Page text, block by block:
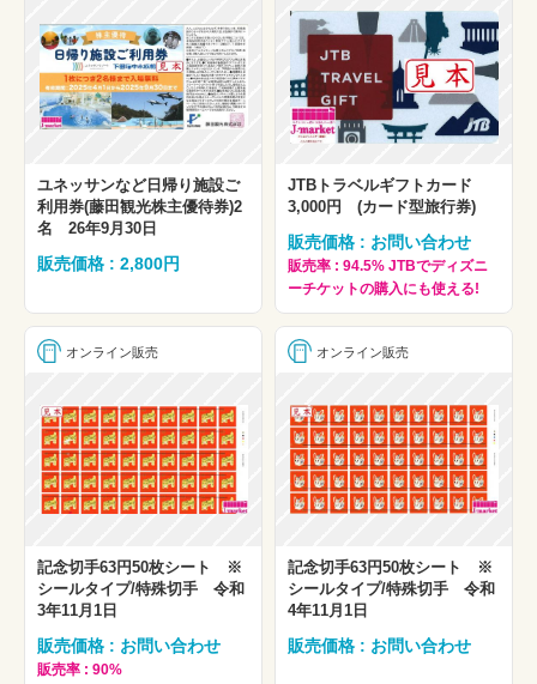
ユネッサンなど日帰り施設ご
利用券(藤田観光株主優待券)2
名 26年9月30日
販売価格 : 2,800円
JTBトラベルギフトカード
3,000円 (カード型旅行券)
販売価格 : お問い合わせ
販売率 : 94.5% JTBでディズニ
ーチケットの購入にも使える!
オンライン販売
記念切手63円50枚シート ※
シールタイプ/特殊切手 令和
3年11月1日
販売価格 : お問い合わせ
販売率 : 90%
オンライン販売
記念切手63円50枚シート ※
シールタイプ/特殊切手 令和
4年11月1日
販売価格 : お問い合わせ